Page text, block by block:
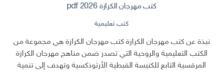
كتب مهرجان الكرازة 2026 pdf
كتب تعليمية
نبذة عن كتب مهرجان الكرازة كتب مهرجان الكرازة هي مجموعة من
الكتب التعليمية والروحية التي تصدر ضمن مناهج مهرجان الكرازة
المرقسية التابع للكنيسة القبطية الأرثوذكسية وتهدف إلى تنمية